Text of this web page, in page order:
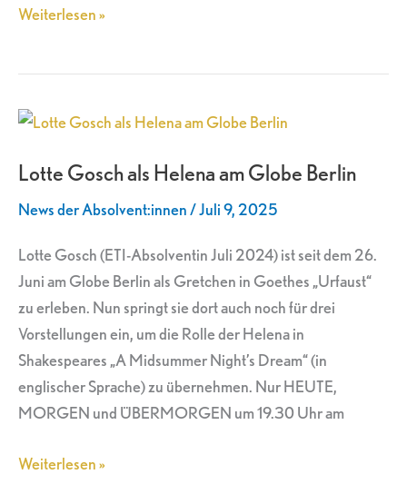
Weiterlesen »
Lotte Gosch als Helena am Globe Berlin
News der Absolvent:innen/Juli 9, 2025
Lotte Gosch (ETI-Absolventin Juli 2024) ist seit dem 26.
Juni am Globe Berlin als Gretchen in Goethes „Urfaust“
zu erleben. Nun springt sie dort auch noch für drei
Vorstellungen ein, um die Rolle der Helena in
Shakespeares „A Midsummer Night’s Dream“ (in
englischer Sprache) zu übernehmen. Nur HEUTE,
MORGEN und ÜBERMORGEN um 19.30 Uhr am
Lotte
als
Globe
Berlin
Weiterlesen »